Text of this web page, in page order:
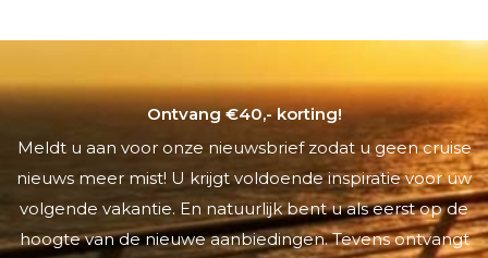
Ontvang €40,- korting!
Meldt u aan voor onze nieuwsbrief zodat u geen cruise
nieuws meer mist! U krijgt voldoende inspiratie voor uw
volgende vakantie. En natuurlijk bent u als eerst op de
hoogte van de nieuwe aanbiedingen. Tevens ontvangt